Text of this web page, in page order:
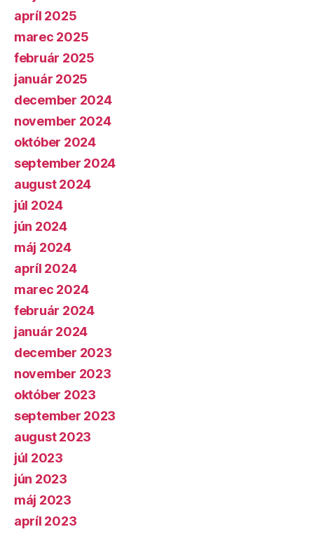
apríl 2025
marec 2025
február 2025
január 2025
december 2024
november 2024
október 2024
september 2024
august 2024
júl 2024
jún 2024
máj 2024
apríl 2024
marec 2024
február 2024
január 2024
december 2023
november 2023
október 2023
september 2023
august 2023
júl 2023
jún 2023
máj 2023
apríl 2023